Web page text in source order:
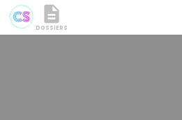
description
DOSSIERS